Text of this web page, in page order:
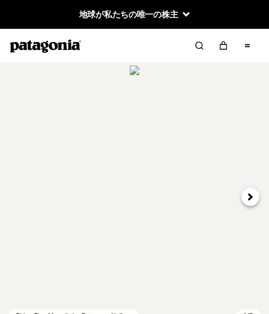
地球が私たちの唯一の株主
次へ